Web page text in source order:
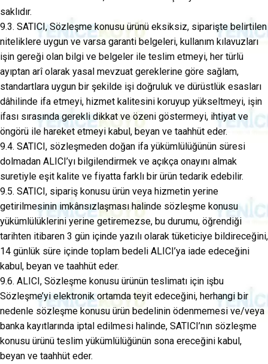
saklıdır.
9.3. SATICI, Sözleşme konusu ürünü eksiksiz, siparişte belirtilen
niteliklere uygun ve varsa garanti belgeleri, kullanım kılavuzları
işin gereği olan bilgi ve belgeler ile teslim etmeyi, her türlü
ayıptan arî olarak yasal mevzuat gereklerine göre sağlam,
standartlara uygun bir şekilde işi doğruluk ve dürüstlük esasları
dâhilinde ifa etmeyi, hizmet kalitesini koruyup yükseltmeyi, işin
ifası sırasında gerekli dikkat ve özeni göstermeyi, ihtiyat ve
öngörü ile hareket etmeyi kabul, beyan ve taahhüt eder.
9.4. SATICI, sözleşmeden doğan ifa yükümlülüğünün süresi
dolmadan ALICI’yı bilgilendirmek ve açıkça onayını almak
suretiyle eşit kalite ve fiyatta farklı bir ürün tedarik edebilir.
9.5. SATICI, sipariş konusu ürün veya hizmetin yerine
getirilmesinin imkânsızlaşması halinde sözleşme konusu
yükümlülüklerini yerine getiremezse, bu durumu, öğrendiği
tarihten itibaren 3 gün içinde yazılı olarak tüketiciye bildireceğini,
14 günlük süre içinde toplam bedeli ALICI’ya iade edeceğini
kabul, beyan ve taahhüt eder.
9.6. ALICI, Sözleşme konusu ürünün teslimatı için işbu
Sözleşme’yi elektronik ortamda teyit edeceğini, herhangi bir
nedenle sözleşme konusu ürün bedelinin ödenmemesi ve/veya
banka kayıtlarında iptal edilmesi halinde, SATICI’nın sözleşme
konusu ürünü teslim yükümlülüğünün sona ereceğini kabul,
beyan ve taahhüt eder.